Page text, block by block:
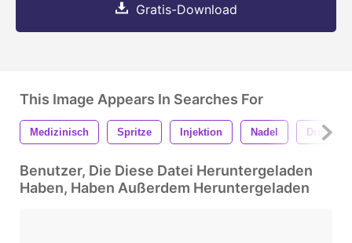
Gratis-Download
This Image Appears In Searches For
Medizinisch Spritze Injektion Nadel Droge
Benutzer, Die Diese Datei Heruntergeladen
Haben, Haben Außerdem Heruntergeladen